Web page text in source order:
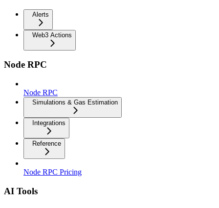
Alerts
Web3 Actions
Node RPC
Node RPC
Simulations & Gas Estimation
Integrations
Reference
Node RPC Pricing
AI Tools